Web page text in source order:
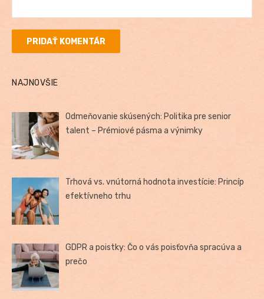
NAJNOVŠIE
Odmeňovanie skúsených: Politika pre senior
talent – Prémiové pásma a výnimky
Trhová vs. vnútorná hodnota investície: Princíp
efektívneho trhu
GDPR a poistky: Čo o vás poisťovňa spracúva a
prečo